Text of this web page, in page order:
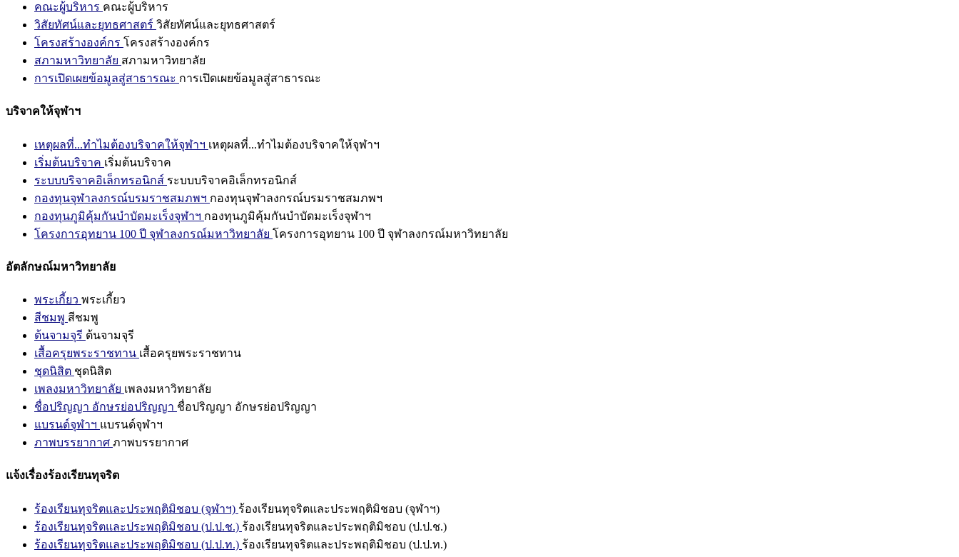
คณะผู้บริหาร คณะผู้บริหาร
วิสัยทัศน์และยุทธศาสตร์ วิสัยทัศน์และยุทธศาสตร์
โครงสร้างองค์กร โครงสร้างองค์กร
สภามหาวิทยาลัย สภามหาวิทยาลัย
การเปิดเผยข้อมูลสู่สาธารณะ การเปิดเผยข้อมูลสู่สาธารณะ
บริจาคให้จุฬาฯ
เหตุผลที่...ทำไมต้องบริจาคให้จุฬาฯ เหตุผลที่...ทำไมต้องบริจาคให้จุฬาฯ
เริ่มต้นบริจาค เริ่มต้นบริจาค
ระบบบริจาคอิเล็กทรอนิกส์ ระบบบริจาคอิเล็กทรอนิกส์
กองทุนจุฬาลงกรณ์บรมราชสมภพฯ กองทุนจุฬาลงกรณ์บรมราชสมภพฯ
กองทุนภูมิคุ้มกันบำบัดมะเร็งจุฬาฯ กองทุนภูมิคุ้มกันบำบัดมะเร็งจุฬาฯ
โครงการอุทยาน 100 ปี จุฬาลงกรณ์มหาวิทยาลัย โครงการอุทยาน 100 ปี จุฬาลงกรณ์มหาวิทยาลัย
อัตลักษณ์มหาวิทยาลัย
พระเกี้ยว พระเกี้ยว
สีชมพู สีชมพู
ต้นจามจุรี ต้นจามจุรี
เสื้อครุยพระราชทาน เสื้อครุยพระราชทาน
ชุดนิสิต ชุดนิสิต
เพลงมหาวิทยาลัย เพลงมหาวิทยาลัย
ชื่อปริญญา อักษรย่อปริญญา ชื่อปริญญา อักษรย่อปริญญา
แบรนด์จุฬาฯ แบรนด์จุฬาฯ
ภาพบรรยากาศ ภาพบรรยากาศ
แจ้งเรื่องร้องเรียนทุจริต
ร้องเรียนทุจริตและประพฤติมิชอบ (จุฬาฯ) ร้องเรียนทุจริตและประพฤติมิชอบ (จุฬาฯ)
ร้องเรียนทุจริตและประพฤติมิชอบ (ป.ป.ช.) ร้องเรียนทุจริตและประพฤติมิชอบ (ป.ป.ช.)
ร้องเรียนทุจริตและประพฤติมิชอบ (ป.ป.ท.) ร้องเรียนทุจริตและประพฤติมิชอบ (ป.ป.ท.)